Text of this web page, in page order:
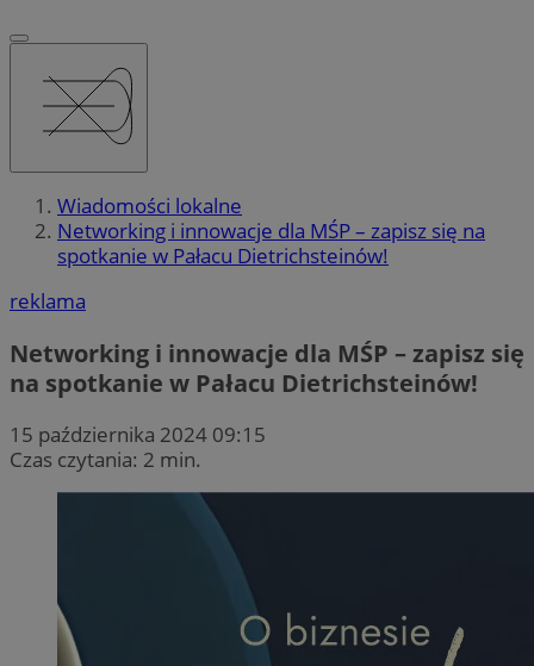
Wiadomości lokalne
Networking i innowacje dla MŚP – zapisz się na
spotkanie w Pałacu Dietrichsteinów!
reklama
Networking i innowacje dla MŚP – zapisz się
na spotkanie w Pałacu Dietrichsteinów!
15 października 2024 09:15
Czas czytania: 2 min.